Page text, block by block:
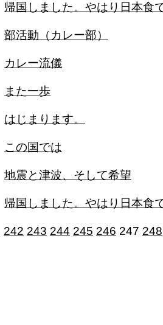
帰国しました。やはり日本食
部活動（カレー部）
カレー流儀
また一歩
はじまります。
この国では
地震と津波、そして希望
帰国しました。やはり日本
242 243 244 245 246 247 248